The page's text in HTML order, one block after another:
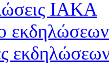
ΙΑΚΑ
εκδηλώσεων